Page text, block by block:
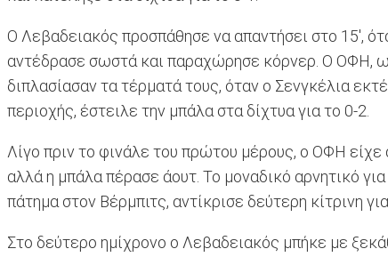
Ο Λεβαδειακός προσπάθησε να απαντήσει στο 15',
αντέδρασε σωστά και παραχώρησε κόρνερ. Ο ΟΦΗ,
διπλασίασαν τα τέρματά τους, όταν ο Σενγκέλια
περιοχής, έστειλε την μπάλα στα δίχτυα για το 0-2.
Λίγο πριν το φινάλε του πρώτου μέρους, ο ΟΦΗ είχε
αλλά η μπάλα πέρασε άουτ. Το μοναδικό αρνητικό
πάτημα στον Βέρμπιτς, αντίκρισε δεύτερη κίτρινη
Στο δεύτερο ημίχρονο ο Λεβαδειακός μπήκε με